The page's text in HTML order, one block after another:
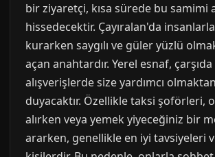
bir ziyaretçi, kısa sürede bu samimi
hissedecektir. Çayıralan'da
kurarken saygılı ve güler yüzlü
açan anahtardır. Yerel esnaf, çarşıda
alışverişlerde size yardımcı
duyacaktır. Özellikle taksi şoförleri,
alırken veya yemek yiyeceğiniz bir
ararken, genellikle en iyi tavsiyeleri